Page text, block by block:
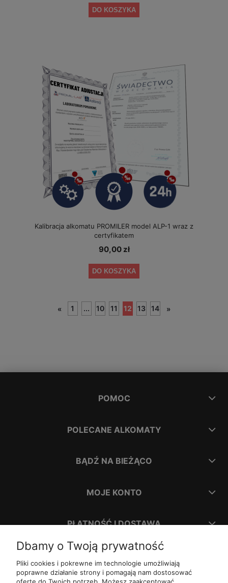
DO KOSZYKA
Kalibracja alkomatu PROMILER model ALP-1 wraz z
certyfikatem
90,00 zł
DO KOSZYKA
« 1 ... 10 11 12 13 14 »
POMOC
POLECANE ALKOMATY
BĄDŹ NA BIEŻĄCO
MOJE KONTO
PŁATNOŚĆ I DOSTAWA
INFORMACJE
Dbamy o Twoją prywatność
Pliki cookies i pokrewne im technologie umożliwiają
poprawne działanie strony i pomagają nam dostosować